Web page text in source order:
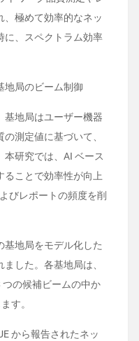
、極めて効率的なネッ
に、スペクトラム効率
地局のビーム制御
基地局はユーザー機器
測定値に基づいて、
研究では、AI ベース
ることで効率性が向上
びレポートの頻度を削
基地局をモデル化した
した。各基地局は、
の候補ビームの中か
す。
から報告されたネッ